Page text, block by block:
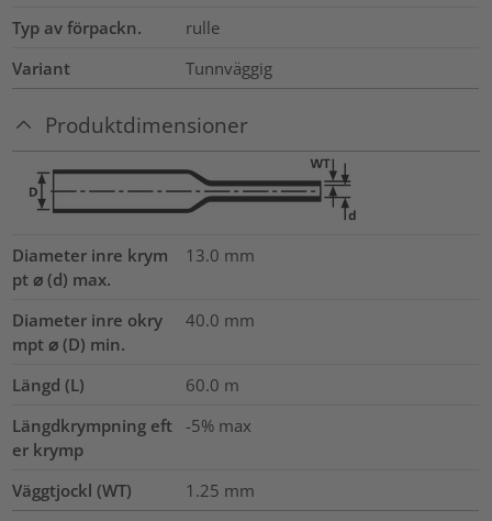
Typ av förpackn.
rulle
Variant
Tunnväggig
Produktdimensioner
Diameter inre krym
pt ⌀ (d) max.
13.0 mm
Diameter inre okry
mpt ⌀ (D) min.
40.0 mm
Längd (L) 60.0 m
Längdkrympning eft
er krymp
-5% max
Väggtjockl (WT) 1.25 mm